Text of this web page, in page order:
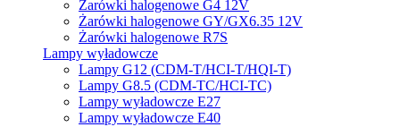
Żarówki halogenowe G4 12V
Żarówki halogenowe GY/GX6.35 12V
Żarówki halogenowe R7S
Lampy wyładowcze
Lampy G12 (CDM-T/HCI-T/HQI-T)
Lampy G8.5 (CDM-TC/HCI-TC)
Lampy wyładowcze E27
Lampy wyładowcze E40